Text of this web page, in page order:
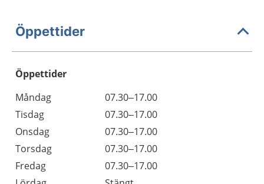
Öppettider
Öppettider
Dag
Öppettider
Kommentarer
Måndag
07.30–17.00
Tisdag
07.30–17.00
Onsdag
07.30–17.00
Torsdag
07.30–17.00
Fredag
07.30–17.00